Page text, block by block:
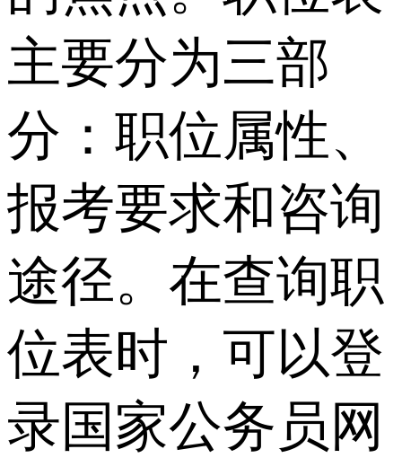
主要分为三部
分：职位属性、
报考要求和咨询
途径。在查询职
位表时，可以登
录国家公务员网